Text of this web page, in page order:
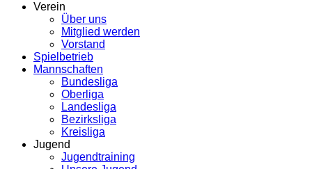
Verein
Über uns
Mitglied werden
Vorstand
Spielbetrieb
Mannschaften
Bundesliga
Oberliga
Landesliga
Bezirksliga
Kreisliga
Jugend
Jugendtraining